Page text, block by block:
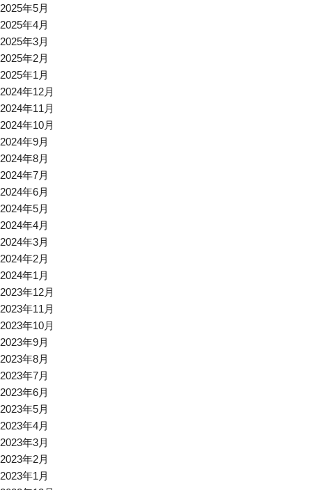
2025年5月
2025年4月
2025年3月
2025年2月
2025年1月
2024年12月
2024年11月
2024年10月
2024年9月
2024年8月
2024年7月
2024年6月
2024年5月
2024年4月
2024年3月
2024年2月
2024年1月
2023年12月
2023年11月
2023年10月
2023年9月
2023年8月
2023年7月
2023年6月
2023年5月
2023年4月
2023年3月
2023年2月
2023年1月